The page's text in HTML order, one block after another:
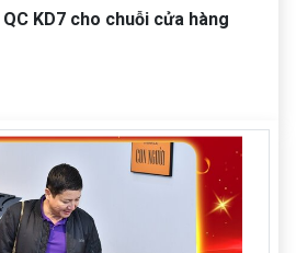
KD7 cho chuỗi cửa hàng